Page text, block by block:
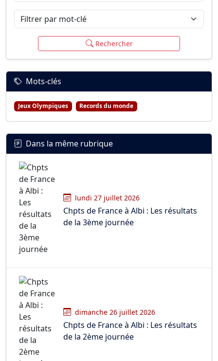
Filtrer par mot-clé
Rechercher
Mots-clés
Jeux Olympiques Records du monde
Dans la même rubrique
lundi 27 juillet 2026
Chpts de France à Albi : Les résultats
de la 3ème journée
dimanche 26 juillet 2026
Chpts de France à Albi : Les résultats
de la 2ème journée